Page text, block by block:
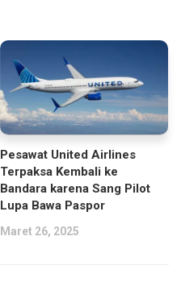
Pesawat United Airlines
Terpaksa Kembali ke
Bandara karena Sang Pilot
Lupa Bawa Paspor
Maret 26, 2025